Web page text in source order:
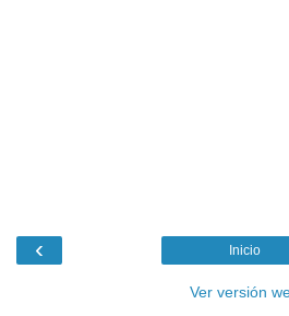
‹ Inicio
Ver versión